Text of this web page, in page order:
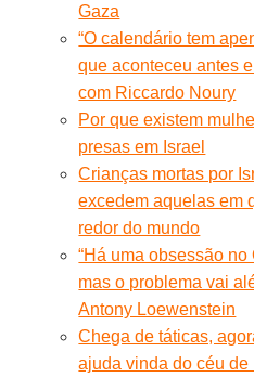
Gaza
“O calendário tem
que aconteceu antes
com Riccardo Noury
Por que existem
presas em Israel
Crianças mortas por
excedem aquelas em
redor do mundo
“Há uma obsessão
mas o problema vai
Antony Loewenstein
Chega de táticas,
ajuda vinda do céu